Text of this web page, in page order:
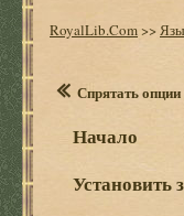
RoyalLib.Com>>
Спрятать опции
Начало
Установить